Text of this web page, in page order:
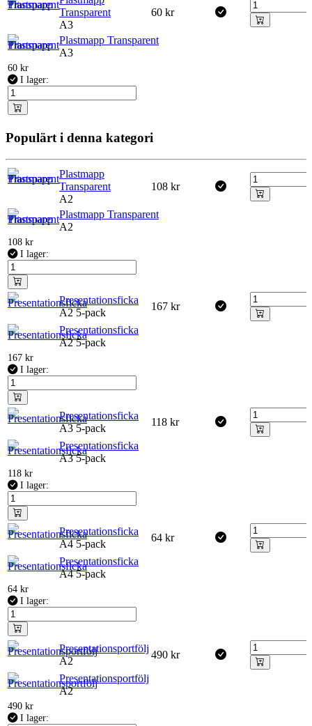
Transparent
A3
60 kr
Plastmapp Transparent
A3
60 kr
I lager:
Populärt i denna kategori
Plastmapp
Transparent
A2
108 kr
Plastmapp Transparent
A2
108 kr
I lager:
Presentationsficka
A2 5-pack
167 kr
Presentationsficka
A2 5-pack
167 kr
I lager:
Presentationsficka
A3 5-pack
118 kr
Presentationsficka
A3 5-pack
118 kr
I lager:
Presentationsficka
A4 5-pack
64 kr
Presentationsficka
A4 5-pack
64 kr
I lager:
Presentationsportfölj
A2
490 kr
Presentationsportfölj
A2
490 kr
I lager: